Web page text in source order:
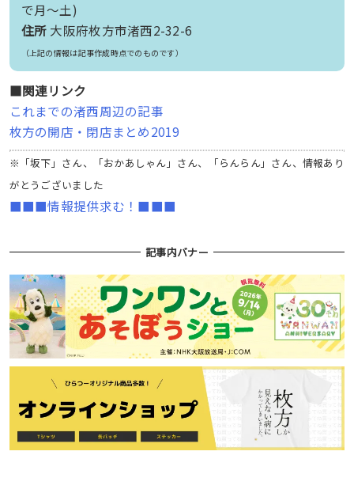
で月〜土)
住所 大阪府枚方市渚西2-32-6
（上記の情報は記事作成時点でのものです）
■関連リンク
これまでの渚西周辺の記事
枚方の開店・閉店まとめ2019
※「坂下」さん、「おかあしゃん」さん、「らんらん」さん、情報あり
がとうございました
■■■情報提供求む！■■■
記事内バナー